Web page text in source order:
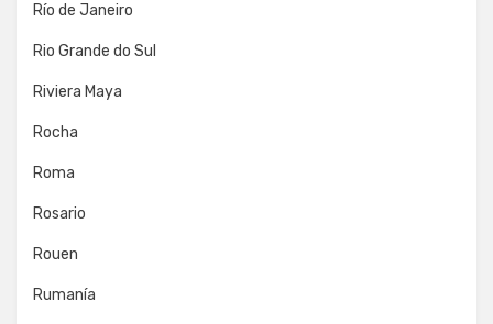
Río de Janeiro
Rio Grande do Sul
Riviera Maya
Rocha
Roma
Rosario
Rouen
Rumanía